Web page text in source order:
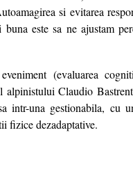
si evitarea
este sa ne ajustam
(evaluarea
Claudio
intr-una gestionabila, cu
fizice dezadaptative.